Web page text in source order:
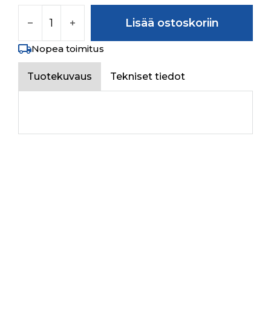
Lisää ostoskoriin
Nopea toimitus
Tuotekuvaus Tekniset tiedot